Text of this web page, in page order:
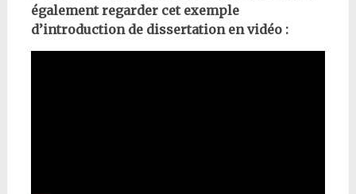
également regarder cet exemple
d’introduction de dissertation en vidéo :